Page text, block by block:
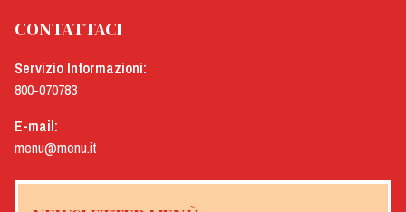
CONTATTACI
Servizio Informazioni:
800-070783
E-mail:
menu@menu.it